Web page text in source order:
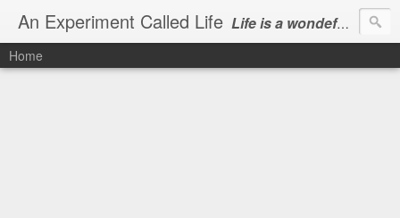
An Experiment Called Life Life is a wondeful gift, we can show our courtesy by living it
Home